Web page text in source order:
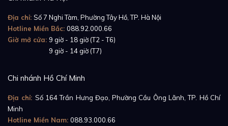
Địa chỉ: Số 7 Nghi Tàm, Phường Tây Hồ, TP. Hà Nội
Hotline Miền Bắc: 088.92.000.66
Giờ mở cửa: 9 giờ - 18 giờ (T2 - T6)
9 giờ - 14 giờ (T7)
Chi nhánh Hồ Chí Minh
Địa chỉ: Số 164 Trần Hưng Đạo, Phường Cầu Ông Lãnh, TP. Hồ Chí
Minh
Hotline Miền Nam: 088.93.000.66